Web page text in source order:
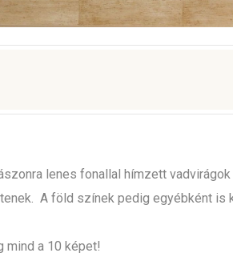
lenes fonallal hímzett
A föld színek pedig egyébként is
mind a 10 képet!